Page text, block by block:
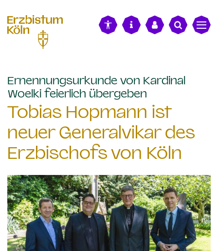
Ernennungsurkunde von Kardinal
Woelki feierlich übergeben
Tobias Hopmann ist
neuer Generalvikar des
Erzbischofs von Köln